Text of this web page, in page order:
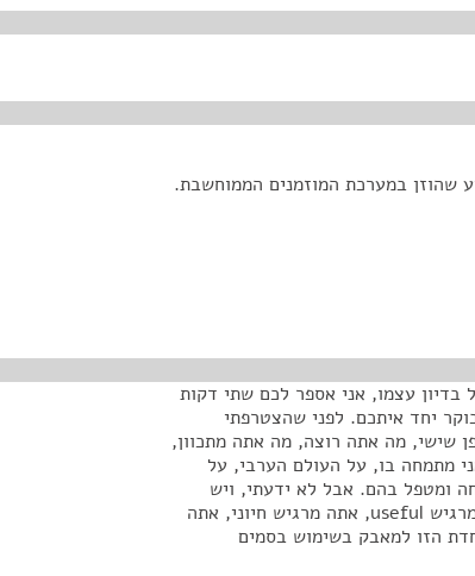
שהוזן במערכת המוזמנים הממוחשבת.
בדיון עצמו, אני אספר לכם שתי דקות
יחד איתכם. לפני שהצטרפתי
שישי, מה אתה רוצה, מה אתה מתכוון,
מתמחה בו, על העולם הערבי, על
ומטפל בהם. אבל לא ידעתי, ויש
הפתעות בחיים, וההפתעה הטובה היא כשאתה מרגיש useful, אתה מרגיש חיוני, אתה
הזו למאבק בשימוש בסמים